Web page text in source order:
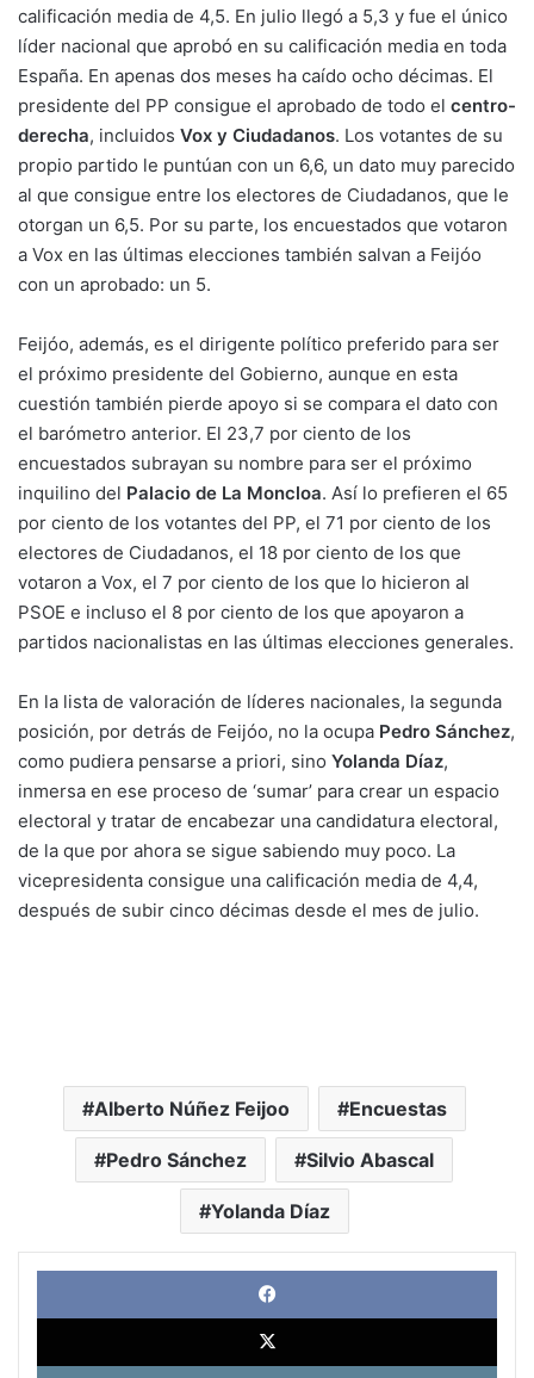
calificación media de 4,5. En julio llegó a 5,3 y fue el único
líder nacional que aprobó en su calificación media en toda
España. En apenas dos meses ha caído ocho décimas. El
presidente del PP consigue el aprobado de todo el centro-
derecha, incluidos Vox y Ciudadanos. Los votantes de su
propio partido le puntúan con un 6,6, un dato muy parecido
al que consigue entre los electores de Ciudadanos, que le
otorgan un 6,5. Por su parte, los encuestados que votaron
a Vox en las últimas elecciones también salvan a Feijóo
con un aprobado: un 5.
Feijóo, además, es el dirigente político preferido para ser
el próximo presidente del Gobierno, aunque en esta
cuestión también pierde apoyo si se compara el dato con
el barómetro anterior. El 23,7 por ciento de los
encuestados subrayan su nombre para ser el próximo
inquilino del Palacio de La Moncloa. Así lo prefieren el 65
por ciento de los votantes del PP, el 71 por ciento de los
electores de Ciudadanos, el 18 por ciento de los que
votaron a Vox, el 7 por ciento de los que lo hicieron al
PSOE e incluso el 8 por ciento de los que apoyaron a
partidos nacionalistas en las últimas elecciones generales.
En la lista de valoración de líderes nacionales, la segunda
posición, por detrás de Feijóo, no la ocupa Pedro Sánchez,
como pudiera pensarse a priori, sino Yolanda Díaz,
inmersa en ese proceso de ‘sumar’ para crear un espacio
electoral y tratar de encabezar una candidatura electoral,
de la que por ahora se sigue sabiendo muy poco. La
vicepresidenta consigue una calificación media de 4,4,
después de subir cinco décimas desde el mes de julio.
Alberto Núñez Feijoo Encuestas
Pedro Sánchez Silvio Abascal
Yolanda Díaz
X